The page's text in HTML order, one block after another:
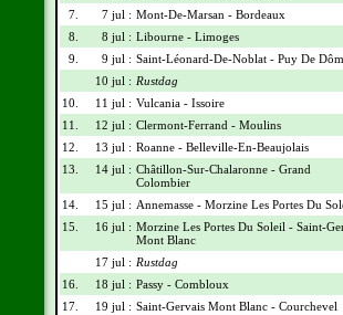
7.
7 jul : Mont-De-Marsan - Bordeaux
8.
8 jul : Libourne - Limoges
9.
9 jul : Saint-Léonard-De-Noblat - Puy De
10 jul : Rustdag
10.
11 jul : Vulcania - Issoire
11.
12 jul : Clermont-Ferrand - Moulins
12.
13 jul : Roanne - Belleville-En-Beaujolais
13.
14 jul : Châtillon-Sur-Chalaronne - Grand
Colombier
14. 15 jul : Annemasse - Morzine Les Portes Du
15.
16 jul : Morzine Les Portes Du Soleil - Saint-
Mont Blanc
17 jul : Rustdag
16.
18 jul : Passy - Combloux
17.
19 jul : Saint-Gervais Mont Blanc - Courchevel